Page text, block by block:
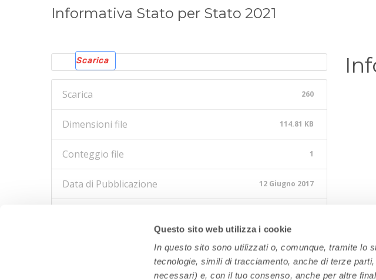
Questo sito web utilizza i cookie
In questo sito sono utilizzati o, comunque, tramite lo
tecnologie, simili di tracciamento, anche di terze
necessari) e, con il tuo consenso, anche per altre
Informativa Stato per Stato 2021
Scarica
Scarica 260
Dimensioni file 114.81 KB
Conteggio file 1
Data di Pubblicazione 12 Giugno 2017